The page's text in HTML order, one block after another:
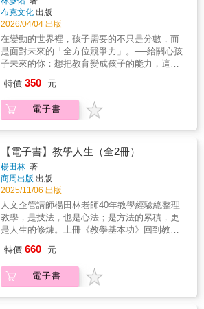
單，不再為不屬於你的責任背鍋。• 實戰判例解
析：透過47個真實校園案例（如兼職、學生衝
突、性別事件、著作權），把法條變成具體的
應對策略。• 舉證自保術：掌握「輔導紀錄」與
「錄音影」的法律眉角。輔導沒留下紀錄，在
須同時面對家長、學校、同事，用專業與法規
找回安心教學的尊嚴。 【熱情推薦】◎當老師
能夠理解法律、程序與教育目的之間的關係，
間。──李郁璇／高雄市新光國小教師◎老師們
別再只憑感覺教學了，我們得建立起法律思
維。理解法律的目的，不是為了消極保命，進
行什麼防禦性教學。那也把教育專業看得太卑
微了！多一份法律的專業，是為了讓我們身為
教師，能在合法理性的界線內，更妥當地安放
大家想把學生教好的那份體貼。──吳宜蓉／高
雄市陽明國中教師◎這本書最值得一讀之處，
在於它不只羅列法條，而是引導教育工作者建
異談起，釐清一個常被誤解的觀念：法律的任
務未必是保障權利，有時自由與權利是需要伴
隨適度的犧牲。理解了這層邏輯，老師才能在
互動：彥佑這樣玩」，把觀念變成行動方案，
今日就能在家或班級實作。 ▶▶▶本書賣點
SUPER教師林彥佑集結50篇教育思維，聚焦六
大未來能力，提供父母與老師立即可用的教養
與教學方法。▶▶▶本書特色從家庭與教室真
實情境出發，結合理念、案例、思考題與互動
任務，讓教育觀念真正落實為日常行動。
溫世仁文教基金會執行董事沈雅琪｜神老師、
資深教師林怡辰｜閱讀推廣人、教師洪琮琪｜
高雄市林園國小校長專業想｜自由講師陳彥豐
實驗教育、台灣實驗教育聯盟南部辦公室執行
長彭仁星｜苗栗縣永貞國小教務主任蔡淇華｜
臺中市立惠文高中圖書館主任蔡昌樺｜臺中市
主任、候用校長───｜為什麼要讀這本書？｜
───當世界快速變動，孩子需要的不只是分
數，而是面對未來的視野、思考力、自學力與
解決問題的能力。───｜什麼人需要這本書？
工作者。───｜讀完這本書您可以學到什麼？
｜───學到1：掌握孩子未來必備的六大關鍵能
力培養方向。學到2. 學會把素養教育、自學引
導與數位運用落實在家庭與教室。學到3. 用具
布克文化 出版
2026/04/04 出版
在變動的世界裡，孩子需要的不只是分數，而
是面對未來的「全方位競爭力」。──給關心孩
子未來的你：想把教育變成孩子的能力，這一
關鍵能力：國際力：從台灣出發、放眼世界，
理解趨勢與機會。素養力：在生活情境中學思
考，跨域連結，走向社會參與。生活力：打開
學習。溫柔力：在競賽與合作中學會安慰、欣
賞與每個人都有舞台。 數位力：善用工具、化
繁為簡，從使用者走向解決者。 每章附「親子
互動：彥佑這樣玩」，把觀念變成行動方案，
今日就能在家或班級實作。 ▶▶▶本書賣點
SUPER教師林彥佑集結50篇教育思維，聚焦六
大未來能力，提供父母與老師立即可用的教養
與教學方法。▶▶▶本書特色從家庭與教室真
實情境出發，結合理念、案例、思考題與互動
▶▶▶真誠推薦(依筆畫順序排列推薦)何能裕｜
溫世仁文教基金會執行董事沈雅琪｜神老師、
資深教師林怡辰｜閱讀推廣人、教師洪琮琪｜
特價 350 元
電子書
【電子書】教學人生（全2冊）
楊田林 著
商周出版 出版
2025/11/06 出版
人文企管講師楊田林老師40年教學經驗總整理
教學，是技法，也是心法；是方法的累積，更
是人生的修煉。上冊《教學基本功》回到教學
助新手講師、企業內訓師與學校老師，打好根
基，讓教學更加有趣有效。下冊《教學心法》
則更貼近心靈，收錄四十年來的心法體會、實
特價 660 元
電子書